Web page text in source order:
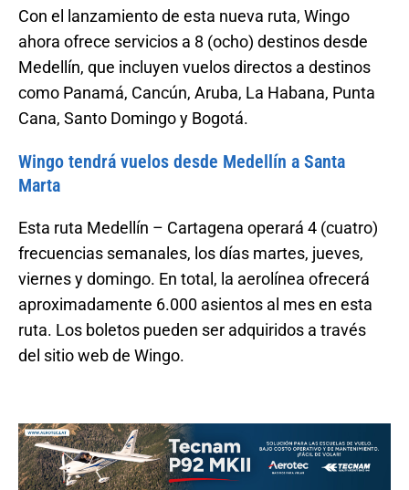
Con el lanzamiento de esta nueva ruta, Wingo
ahora ofrece servicios a 8 (ocho) destinos desde
Medellín, que incluyen vuelos directos a destinos
como Panamá, Cancún, Aruba, La Habana, Punta
Cana, Santo Domingo y Bogotá.
Wingo tendrá vuelos desde Medellín a Santa
Marta
Esta ruta Medellín – Cartagena operará 4 (cuatro)
frecuencias semanales, los días martes, jueves,
viernes y domingo. En total, la aerolínea ofrecerá
aproximadamente 6.000 asientos al mes en esta
ruta. Los boletos pueden ser adquiridos a través
del sitio web de Wingo.